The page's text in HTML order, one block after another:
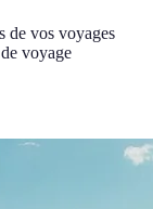
de vos voyages
voyage